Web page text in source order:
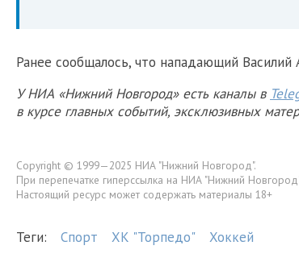
Ранее сообщалось, что нападающий Василий
У НИА «Нижний Новгород» есть каналы в
в курсе главных событий, эксклюзивных
Copyright © 1999—2025 НИА "Нижний Новгород".
При перепечатке гиперссылка на НИА "Нижний
Настоящий ресурс может содержать материалы 18+
Теги: Спорт ХК "Торпедо" Хоккей